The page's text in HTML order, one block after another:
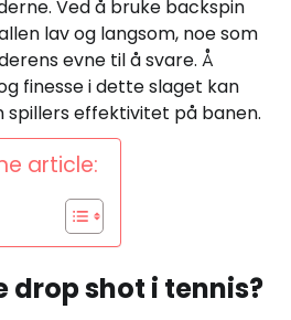
Ved å bruke backspin
lav og langsom, noe som
evne til å svare. Å
finesse i dette slaget kan
effektivitet på banen.
article:
drop shot i tennis?